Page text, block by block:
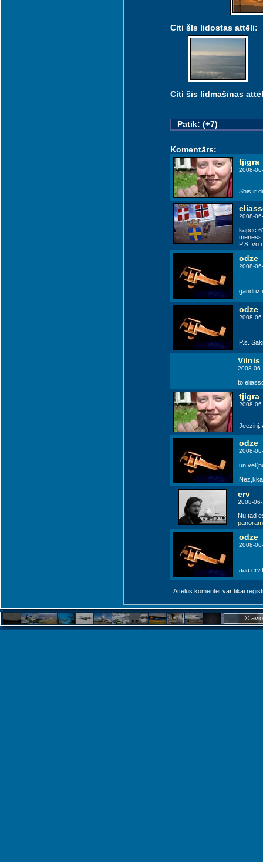
Citi šīs lidostas attēli:
Citi šīs lidmašīnas
Patīk: (+7)
Komentārs:
tjigra
2008-
Shis ir
2008-
kapēc
mēness.
P.S. vo
odze
2008-
gandriz
odze
2008-
P.s.
Vilnis
2008-
to
tjigra
2008-
Jeezinj.
odze
2008-
un
erv
2008-
Nu tad
odze
2008-
aaa
Attēlus komentēt var tikai
©